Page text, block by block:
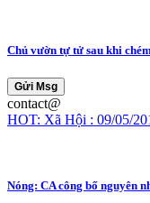
Chủ vườn tự tử sau khi
Gửi Msg
contact@
HOT: Xã Hội : 09/05/
Nóng: CA công bố nguyên